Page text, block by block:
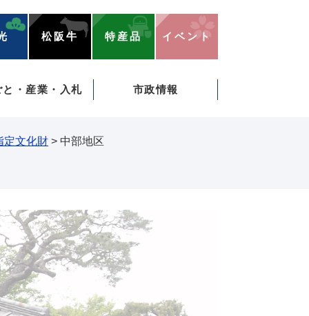
松阪牛 特産品 イベント
と・産業・入札 市政情報
定文化財 > 中部地区